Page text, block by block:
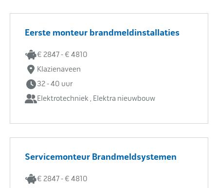
Eerste monteur brandmeldinstallaties
€ 2847 - € 4810
Klazienaveen
32 - 40 uur
Elektrotechniek , Elektra nieuwbouw
Servicemonteur Brandmeldsystemen
€ 2847 - € 4810